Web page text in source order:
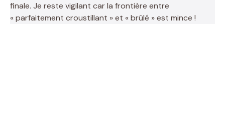
finale. Je reste vigilant car la frontière entre
« parfaitement croustillant » et « brûlé » est mince !